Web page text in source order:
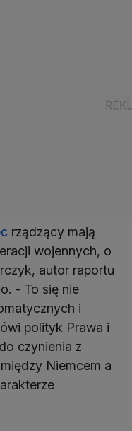
rządzący mają
wojennych, o
autor raportu
- To się nie
i
polityk Prawa i
czynienia z
Niemcem a